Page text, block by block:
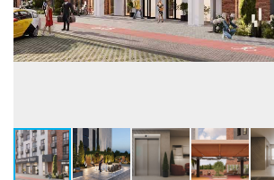
• ВЫБРАТЬ КВАРТИРУ